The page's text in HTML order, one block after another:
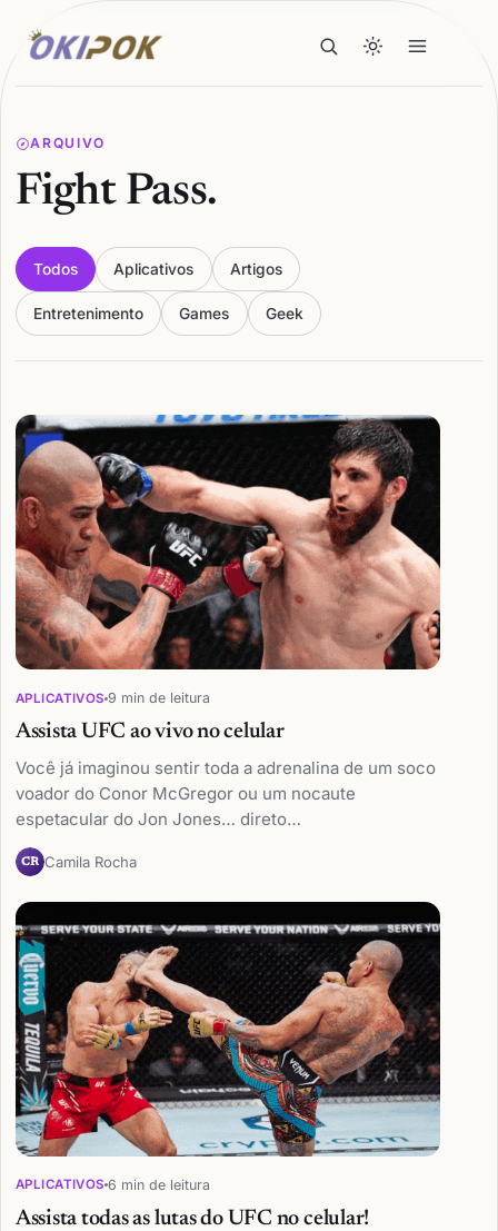
ARQUIVO
Fight Pass.
Todos Aplicativos Artigos
Entretenimento Games Geek
Articles
APLICATIVOS 9 min de leitura
Assista UFC ao vivo no celular
Você já imaginou sentir toda a adrenalina de um soco
voador do Conor McGregor ou um nocaute
espetacular do Jon Jones… direto…
CR Camila Rocha
APLICATIVOS 6 min de leitura
Assista todas as lutas do UFC no celular!